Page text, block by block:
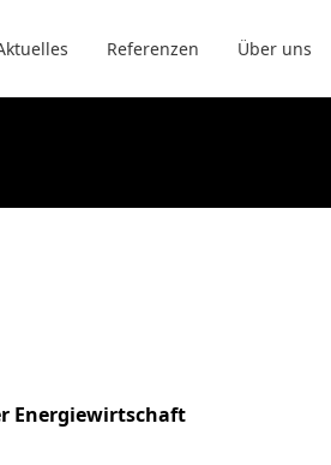
Referenzen Über uns
Energiewirtschaft